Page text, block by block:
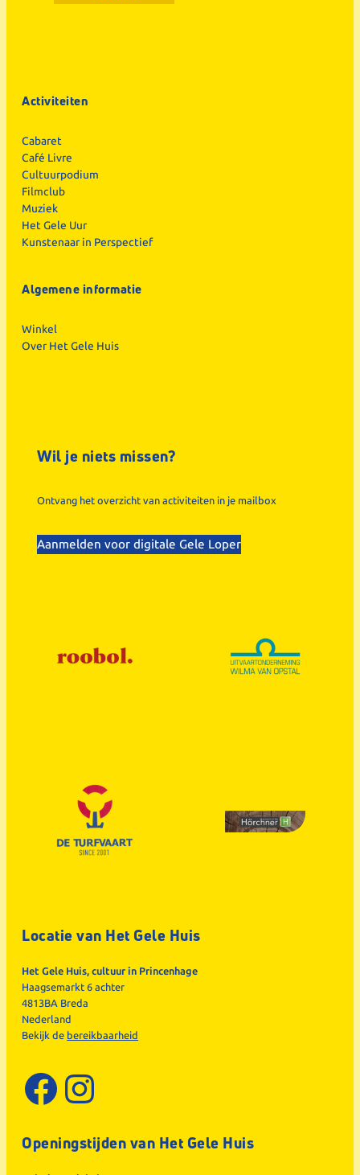
Activiteiten
Cabaret
Café Livre
Cultuurpodium
Filmclub
Muziek
Het Gele Uur
Kunstenaar in Perspectief
Algemene informatie
Winkel
Over Het Gele Huis
Wil je niets missen?
Ontvang het overzicht van activiteiten in je mailbox
Aanmelden voor digitale Gele Loper
Locatie van Het Gele Huis
Het Gele Huis, cultuur in Princenhage
Haagsemarkt 6 achter
4813BA Breda
Nederland
Bekijk de bereikbaarheid
Facebook
Instagram
Openingstijden van Het Gele Huis